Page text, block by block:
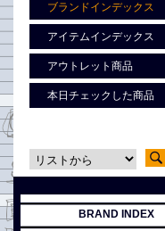
ブランドインデックス
アイテムインデックス
アウトレット商品
本日チェックした商品
BRAND INDEX